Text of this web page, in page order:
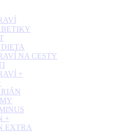
DIETA
NA CESTY
+
+
EXTRA